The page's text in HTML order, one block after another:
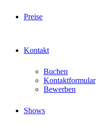
Preise
Kontakt
Buchen
Kontaktformular
Bewerben
Shows